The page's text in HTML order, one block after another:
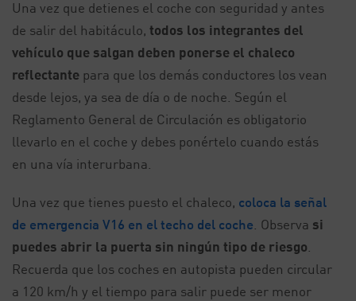
Una vez que detienes el coche con seguridad y antes
de salir del habitáculo, todos los integrantes del
vehículo que salgan deben ponerse el chaleco
reflectante para que los demás conductores los vean
desde lejos, ya sea de día o de noche. Según el
Reglamento General de Circulación es obligatorio
llevarlo en el coche y debes ponértelo cuando estás
en una vía interurbana.
Una vez que tienes puesto el chaleco, coloca la señal
de emergencia V16 en el techo del coche . Observa si
puedes abrir la puerta sin ningún tipo de riesgo
Recuerda que los coches en autopista pueden circular
a 120 km/h y el tiempo para salir puede ser menor